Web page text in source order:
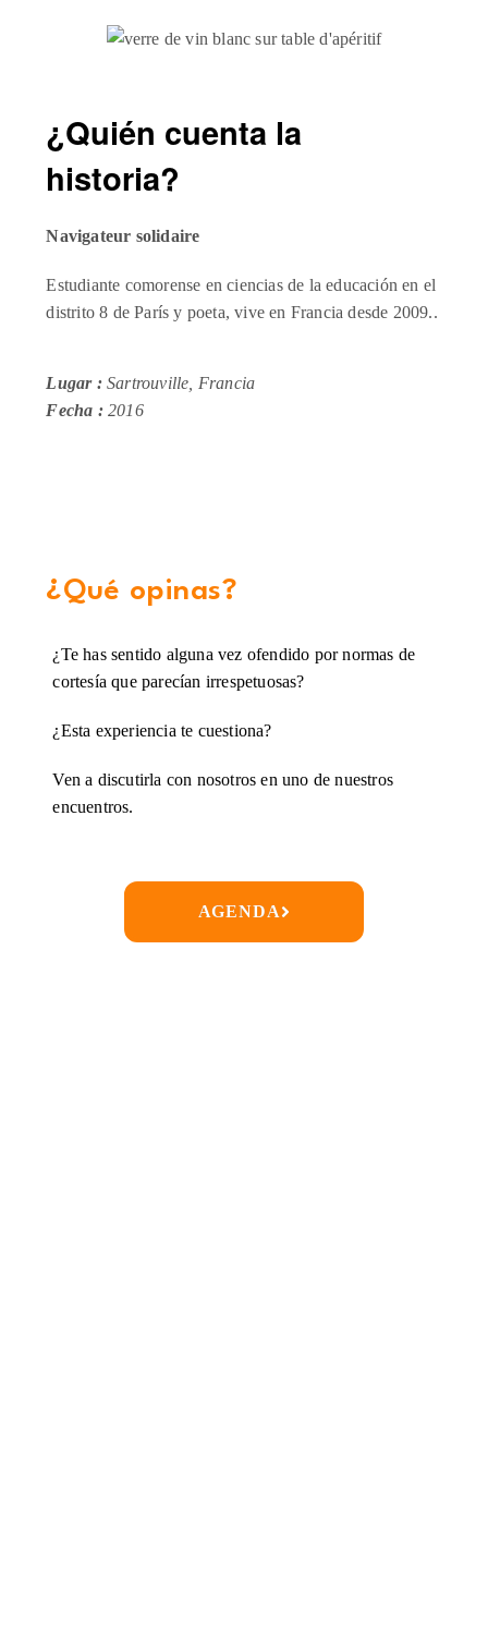
¿Quién cuenta la
historia?
Navigateur solidaire
Estudiante comorense en ciencias de la educación en el
distrito 8 de París y poeta, vive en Francia desde 2009..
Lugar :Sartrouville, Francia
Fecha :2016
¿Qué opinas?
¿Te has sentido alguna vez ofendido por normas de
cortesía que parecían irrespetuosas?
¿Esta experiencia te cuestiona?
Ven a discutirla con nosotros en uno de nuestros
encuentros.
AGENDA